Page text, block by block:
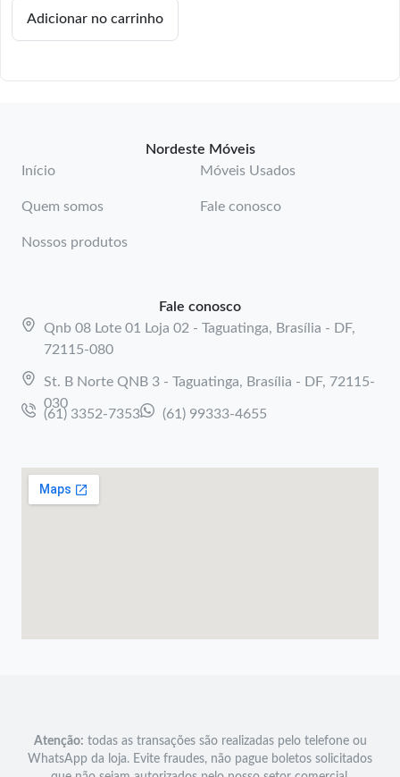
Adicionar no carrinho
Nordeste Móveis
Início
Quem somos
Nossos produtos
Móveis Usados
Fale conosco
Fale conosco
Qnb 08 Lote 01 Loja 02 - Taguatinga, Brasília - DF,
72115-080
St. B Norte QNB 3 - Taguatinga, Brasília - DF, 72115-
030
(61) 3352-7353 (61) 99333-4655
Atenção: todas as transações são realizadas pelo telefone ou
WhatsApp da loja. Evite fraudes, não pague boletos solicitados